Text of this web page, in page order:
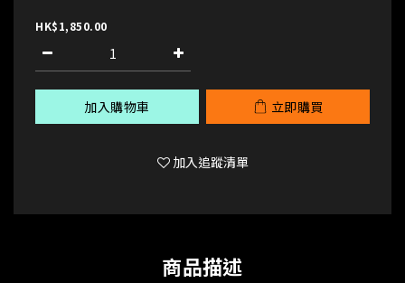
HK$1,850.00
加入購物車 立即購買
加入追蹤清單
商品描述